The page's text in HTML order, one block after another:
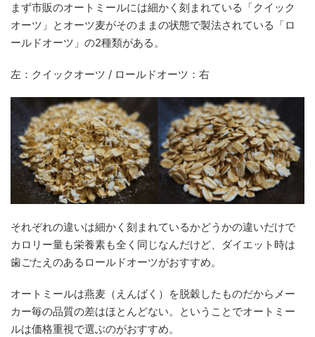
まず市販のオートミールには細かく刻まれている「クイック
オーツ」とオーツ麦がそのままの状態で製法されている「ロ
ールドオーツ」の2種類がある。
左：クイックオーツ / ロールドオーツ：右
それぞれの違いは細かく刻まれているかどうかの違いだけで
カロリー量も栄養素も全く同じなんだけど、ダイエット時は
歯ごたえのあるロールドオーツがおすすめ。
オートミールは燕麦（えんばく）を脱穀したものだからメー
カー毎の品質の差はほとんどない。ということでオートミー
ルは価格重視で選ぶのがおすすめ。